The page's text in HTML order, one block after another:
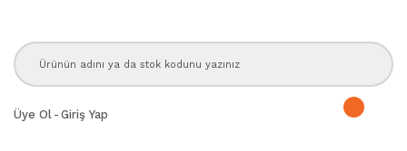
Üye Ol - Giriş Yap